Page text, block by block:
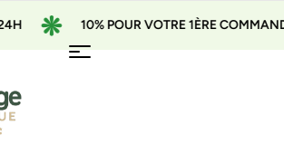
10% POUR VOTRE 1ÈRE COMMANDE AVEC